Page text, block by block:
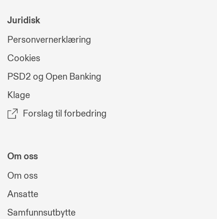
Juridisk
Personvernerklæring
Cookies
PSD2 og Open Banking
Klage
Forslag til forbedring
Om oss
Om oss
Ansatte
Samfunnsutbytte